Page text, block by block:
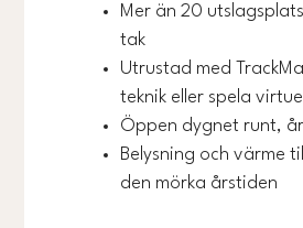
Mer än 20
tak
Utrustad med
teknik eller spela
Öppen dygnet runt,
Belysning och värme
den mörka årstiden